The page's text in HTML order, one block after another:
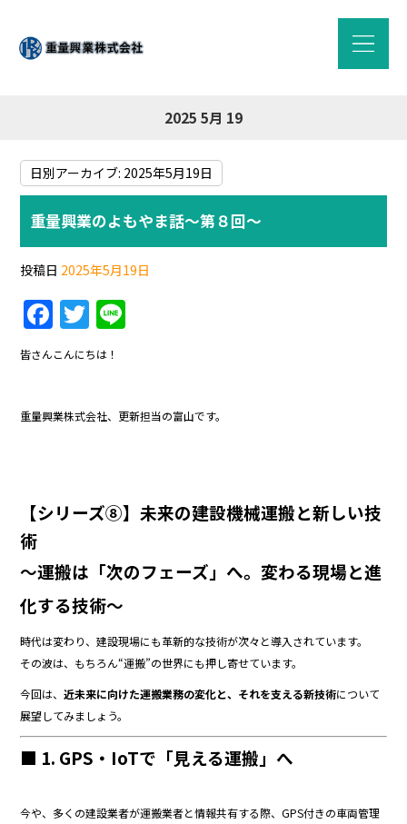
2025 5月 19
日別アーカイブ: 2025年5月19日
重量興業のよもやま話～第８回～
投稿日 2025年5月19日
F
a
c
e
b
k
T
w
itt
er
皆さんこんにちは！
重量興業株式会社、更新担当の富山です。
【シリーズ⑧】未来の建設機械運搬と新しい技
術
～運搬は「次のフェーズ」へ。変わる現場と進
化する技術～
時代は変わり、建設現場にも革新的な技術が次々と導入されています。
その波は、もちろん“運搬”の世界にも押し寄せています。
今回は、近未来に向けた運搬業務の変化と、それを支える新技術について
展望してみましょう。
■ 1. GPS・IoTで「見える運搬」へ
今や、多くの建設業者が運搬業者と情報共有する際、GPS付きの車両管理